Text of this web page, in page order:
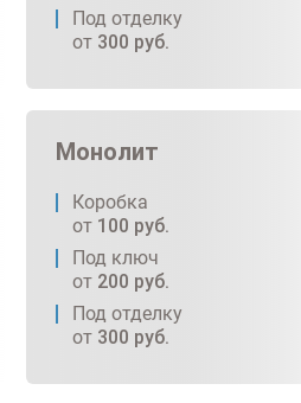
Под отделку
от 300 руб.
Монолит
Коробка
от 100 руб.
Под ключ
от 200 руб.
Под отделку
от 300 руб.